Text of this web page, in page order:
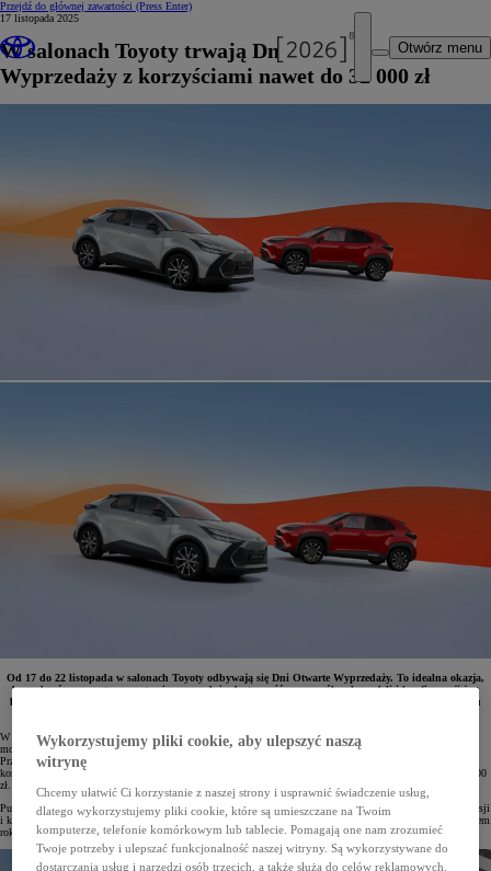
Przejdź do głównej zawartości (Press Enter)
Otwórz menu
17 listopada 2025
W salonach Toyoty trwają Dni Otwarte
Wyprzedaży z korzyściami nawet do 32 000 zł
Od 17 do 22 listopada w salonach Toyoty odbywają się Dni Otwarte Wyprzedaży. To idealna okazja,
by wybrać nowe auto – na starcie wyprzedaży dostępność poszczególnych modeli i konfiguracji jest
bowiem największa. Przygotowano korzyści sięgające nawet 32 000 zł, atrakcyjne warunki Leasingu
W Toyocie rozpoczęła się już wyprzedaż samochodów z rocznika 2025. Podczas Dni Otwartych w salonach
można poznać całą ofertę specjalną i skorzystać z atrakcyjnych zniżek na najbardziej popularne modele.
Przygotowano wygodne formy finansowania, w tym Leasing KINTO One z niskimi ratami miesięcznymi,
korzystne pakiety ubezpieczeń oraz bony na oryginalne akcesoria. Łączne korzyści mogą wynieść nawet 32 000
zł.
Pula aut objętych promocją jest ograniczona, jednak to początek wyprzedaży zapewnia największy wybór wersji
i konfiguracji. Czas oczekiwania na dostępne samochody jest bardzo krótki, dzięki czemu jeszcze przed końcem
roku można odebrać z salonu zupełnie nowy pojazd.
Wykorzystujemy pliki cookie, aby ulepszyć naszą
witrynę
Chcemy ułatwić Ci korzystanie z naszej strony i usprawnić świadczenie usług,
dlatego wykorzystujemy pliki cookie, które są umieszczane na Twoim
komputerze, telefonie komórkowym lub tablecie. Pomagają one nam zrozumieć
Twoje potrzeby i ulepszać funkcjonalność naszej witryny. Są wykorzystywane do
dostarczania usług i narzędzi osób trzecich, a także służą do celów reklamowych.